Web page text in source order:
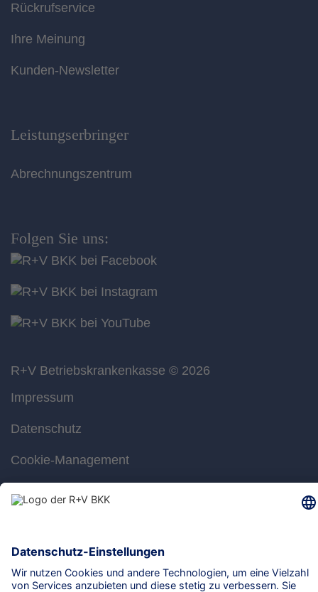
Rückrufservice
Ihre Meinung
Kunden-Newsletter
Leistungserbringer
Abrechnungszentrum
Folgen Sie uns:
R+V Betriebskrankenkasse © 2026
Impressum
Datenschutz
Cookie-Management
Barrierefreiheit
Leichte Sprache